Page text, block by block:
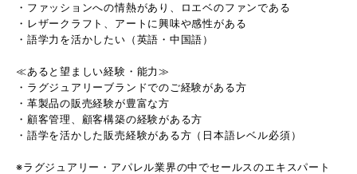
・ファッションへの情熱があり、ロエベのファンである
・レザークラフト、アートに興味や感性がある
・語学力を活かしたい（英語・中国語）
≪あると望ましい経験・能力≫
・ラグジュアリーブランドでのご経験がある方
・革製品の販売経験が豊富な方
・顧客管理、顧客構築の経験がある方
・語学を活かした販売経験がある方（日本語レベル必須）
※ラグジュアリー・アパレル業界の中でセールスのエキスパート